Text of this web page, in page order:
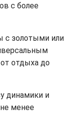
с более
с золотыми или
отдыха до
динамики и
менее